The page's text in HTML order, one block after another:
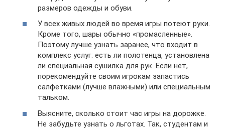
размеров одежды и обуви.
У всех живых людей во время игры потеют руки.
Кроме того, шары обычно «промасленные».
Поэтому лучше узнать заранее, что входит в
комплекс услуг: есть ли полотенца, установлена
ли специальная сушилка для рук. Если нет,
порекомендуйте своим игрокам запастись
салфетками (лучше влажными) или специальным
тальком.
Выясните, сколько стоит час игры на дорожке.
Не забудьте узнать о льготах. Так, студентам и